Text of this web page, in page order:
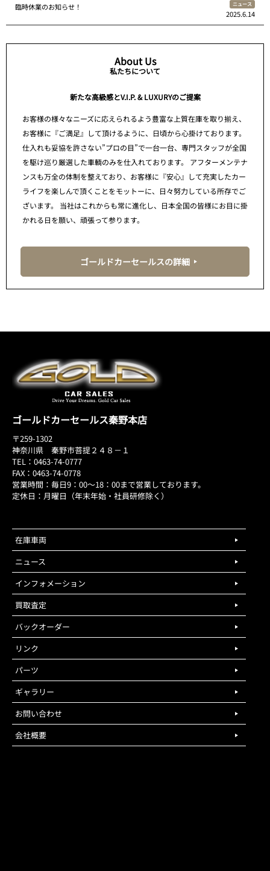
臨時休業のお知らせ！ ニュース
2025.6.14
About Us
私たちについて
新たな高級感とV.I.P. & LUXURYのご提案
お客様の様々なニーズに応えられるよう豊富な上質在庫を取り揃え、
お客様に『ご満足』して頂けるように、日頃から心掛けております。
仕入れも妥協を許さない”プロの目”で一台一台、専門スタッフが全国
を駆け巡り厳選した車輌のみを仕入れております。 アフターメンテナ
ンスも万全の体制を整えており、お客様に『安心』して充実したカー
ライフを楽しんで頂くことをモットーに、日々努力している所存でご
ざいます。 当社はこれからも常に進化し、日本全国の皆様にお目に掛
かれる日を願い、頑張って参ります。
ゴールドカーセールスの詳細
ゴールドカーセールス秦野本店
〒259-1302
神奈川県 秦野市菩提２４８－１
TEL：0463-74-0777
FAX：0463-74-0778
営業時間：毎日9：00～18：00まで営業しております。
定休日：月曜日（年末年始・社員研修除く）
在庫車両
ニュース
インフォメーション
買取査定
バックオーダー
リンク
パーツ
ギャラリー
お問い合わせ
会社概要